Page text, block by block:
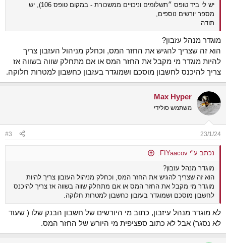
יש לי ביד טופס ״תשלומים וניכויים ממשכורת - במקום טופס 106), יש
מספר יורשים נוספים,
תודה
מוגדר מנהל עזבון?
הוא זה שצריך להגיש את החזר המס, וכחלק מניהול העזבון צריך
להיות מוגדר מי מקבל את החזר המס או אם מתחלק שווה בשווה אז
צריך להיכנס לחשבון מוסכם ושמוגדר בעזבון כחשבון למטרות חלוקה.
Max Hyper
משתמש סולידי
23/1/24
#3
נכתב ע"י FIYaacov:
מוגדר מנהל עזבון?
הוא זה שצריך להגיש את החזר המס, וכחלק מניהול העזבון צריך להיות
מוגדר מי מקבל את החזר המס או אם מתחלק שווה בשווה אז צריך להיכנס
לחשבון מוסכם ושמוגדר בעזבון כחשבון למטרות חלוקה.
לא מוגדר מנהל עיזבון, כתוב מי היורשים של חשבון הבנק שלו ( שעוד
לא נסגר) אבל לא כתוב ספציפית מי היורש של החזר המס.